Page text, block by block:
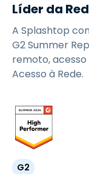
Líder da
A Splashtop
G2 Summer
remoto,
Acesso à Rede.
G2